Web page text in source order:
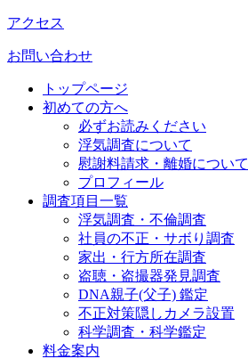
アクセス
お問い合わせ
トップページ
初めての方へ
必ずお読みください
浮気調査について
慰謝料請求・離婚について
プロフィール
調査項目一覧
浮気調査・不倫調査
社員の不正・サボり調査
家出・行方所在調査
盗聴・盗撮器発見調査
DNA親子(父子) 鑑定
不正対策隠しカメラ設置
科学調査・科学鑑定
料金案内